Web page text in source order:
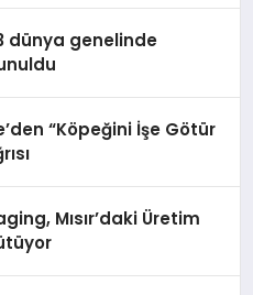
dünya genelinde
“Köpeğini İşe Götür
Mısır’daki Üretim